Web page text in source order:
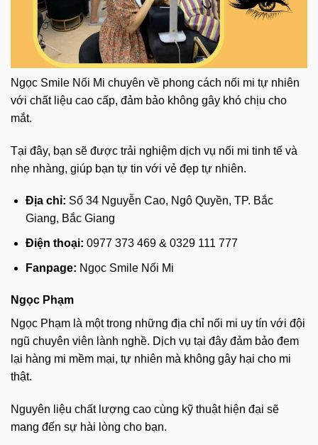
Ngọc Smile Nối Mi chuyên về phong cách nối mi tự nhiên
với chất liệu cao cấp, đảm bảo không gây khó chịu cho
mắt.
Tại đây, bạn sẽ được trải nghiệm dịch vụ nối mi tinh tế và
nhẹ nhàng, giúp bạn tự tin với vẻ đẹp tự nhiên.
Địa chỉ: Số 34 Nguyễn Cao, Ngô Quyền, TP. Bắc
Giang, Bắc Giang
Điện thoại: 0977 373 469 & 0329 111 777
Fanpage: Ngọc Smile Nối Mi
Ngọc Phạm
Ngọc Phạm là một trong những địa chỉ nối mi uy tín với đội
ngũ chuyên viên lành nghề. Dịch vụ tại đây đảm bảo đem
lại hàng mi mềm mại, tự nhiên mà không gây hại cho mi
thật.
Nguyên liệu chất lượng cao cùng kỹ thuật hiện đại sẽ
mang đến sự hài lòng cho bạn.